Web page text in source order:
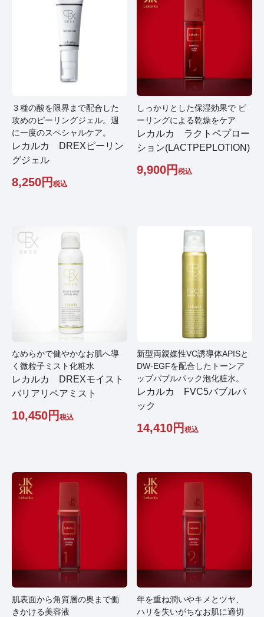
３種の酸を限界まで配合した
攻めのピーリングジェル。週
に一度のスペシャルケア。
レカルカ DREXピーリン
グジェル
8,250 税込
しっかりとした保湿効果で ピ
ーリングによる乾燥をケア
レカルカ ラクトペプロー
ション(LACTPEPLOTION)
9,900 税込
なめらかで健やかなお肌へ導
く微粒子ミスト化粧水
レカルカ DREXモイスト
バリアリペアミスト
10,450 税込
新型両親媒性VC誘導体APISと
DW-EGFを配合したトーンア
ップバブルパック泡化粧水。
レカルカ FVC5バブルパ
ック
14,410 税込
肌表面から角質層の奥まで働
きかける美容液
年を重ね潤いやキメとツヤ、
ハリを失いがちなお肌に適切